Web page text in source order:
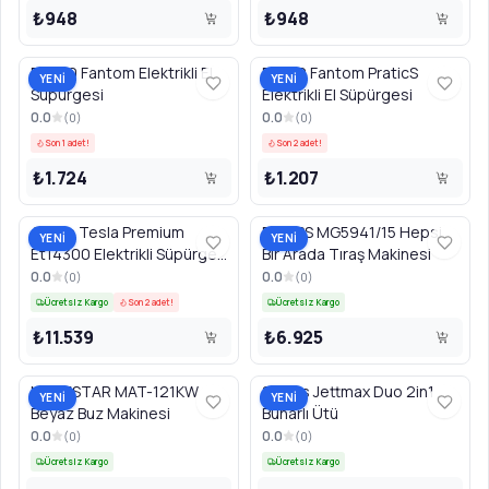
₺948 ₺948
YENİ
P5000 Fantom Elektrikli El
Süpürgesi
0.0 (0)
Son 1 adet!
₺1.724
YENİ
P1200 Fantom PraticS
Elektrikli El Süpürgesi
0.0 (0)
Son 2 adet!
₺1.207
YENİ
Arnica Tesla Premium
Et14300 Elektrikli Süpürge
Rose
0.0 (0)
Ücretsiz Kargo Son 2 adet!
₺11.539
YENİ
PHILIPS MG5941/15 Hepsi
Bir Arada Tıraş Makinesi
0.0 (0)
Ücretsiz Kargo
₺6.925
YENİ
MATESTAR MAT-121KW
Beyaz Buz Makinesi
0.0 (0)
Ücretsiz Kargo
YENİ
Stilevs Jettmax Duo 2in1
Buharlı Ütü
0.0 (0)
Ücretsiz Kargo